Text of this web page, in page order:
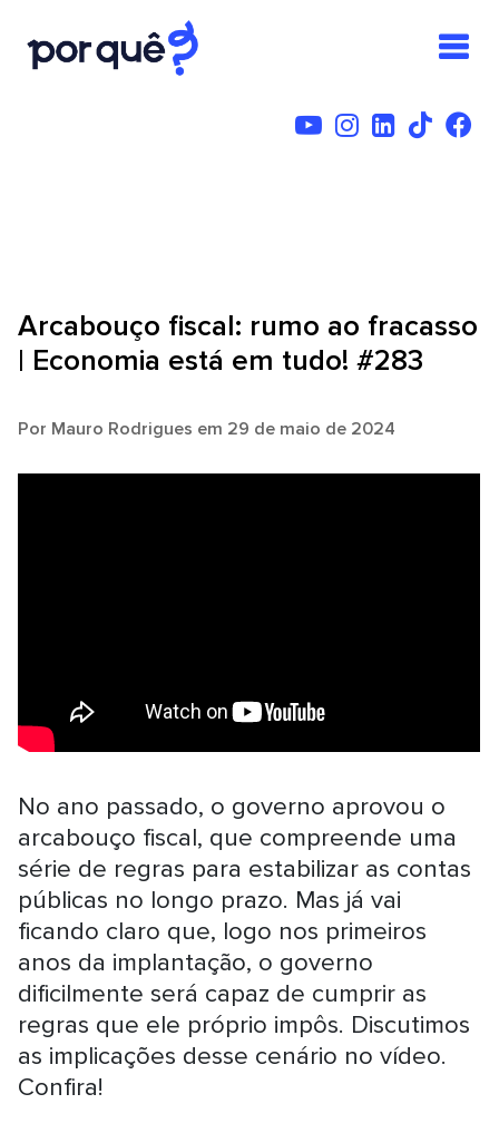
Arcabouço fiscal: rumo ao fracasso
| Economia está em tudo! #283
Por Mauro Rodrigues em 29 de maio de 2024
No ano passado, o governo aprovou o
arcabouço fiscal, que compreende uma
série de regras para estabilizar as contas
públicas no longo prazo. Mas já vai
ficando claro que, logo nos primeiros
anos da implantação, o governo
dificilmente será capaz de cumprir as
regras que ele próprio impôs. Discutimos
as implicações desse cenário no vídeo.
Confira!